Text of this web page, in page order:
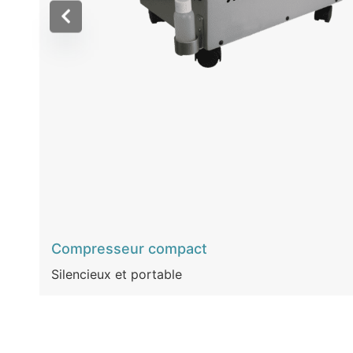
Compresseur compact
Silencieux et portable